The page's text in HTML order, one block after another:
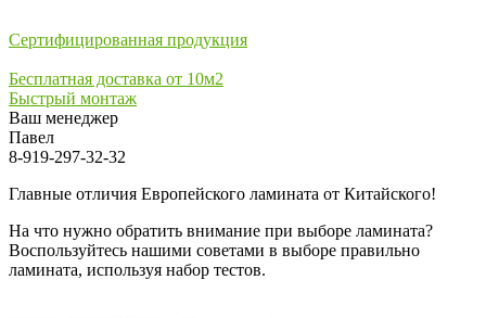
Сертифицированная продукция
Бесплатная доставка от 10м2
Быстрый монтаж
Ваш менеджер
Павел
8-919-297-32-32
Главные отличия Европейского ламината от Китайского!
На что нужно обратить внимание при выборе ламината?
Воспользуйтесь нашими советами в выборе правильно
ламината, используя набор тестов.